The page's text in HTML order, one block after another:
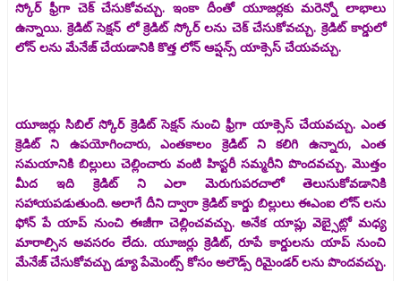
స్కోర్ ఫ్రీగా చెక్ చేసుకోవచ్చు. ఇంకా దీంతో యూజర్లకు మరెన్నో లాభాలు
ఉన్నాయి. క్రెడిట్ సెక్షన్ లో క్రెడిట్ స్కోర్ లను చెక్ చేసుకోవచ్చు. క్రెడిట్ కార్డులో
లోన్ లను మేనేజ్ చేయడానికి కొత్త లోన్ ఆప్షన్స్ యాక్సెస్ చేయవచ్చు.
యూజర్లు సిబిల్ స్కోర్ క్రెడిట్ సెక్షన్ నుంచి ఫ్రీగా యాక్సెస్ చేయవచ్చు. ఎంత
క్రెడిట్ ని ఉపయోగించారు, ఎంతకాలం క్రెడిట్ ని కలిగి ఉన్నారు, ఎంత
సమయానికి బిల్లులు చెల్లించారు వంటి హిస్టరీ సమ్మరీని పొందవచ్చు. మొత్తం
మీద ఇది క్రెడిట్ ని ఎలా మెరుగుపరచాలో తెలుసుకోవడానికి
సహాయపడుతుంది. అలాగే దీని ద్వారా క్రెడిట్ కార్డు బిల్లులు ఈఎంఐ లోన్ లను
ఫోన్ పే యాప్ నుంచి ఈజీగా చెల్లించవచ్చు. అనేక యాప్లు వెబ్సైట్లో మధ్య
మారాల్సిన అవసరం లేదు. యూజర్లు క్రెడిట్, రూపే కార్డులను యాప్ నుంచి
మేనేజ్ చేసుకోవచ్చు డ్యూ పేమెంట్స్ కోసం అలౌడ్స్ రిమైండర్ లను పొందవచ్చు.